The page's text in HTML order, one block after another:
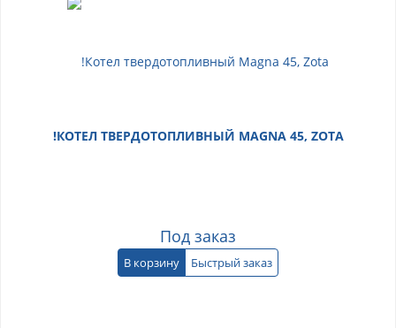
!КОТЕЛ ТВЕРДОТОПЛИВНЫЙ MAGNA 45, ZOTA
Под заказ
В корзину Быстрый заказ